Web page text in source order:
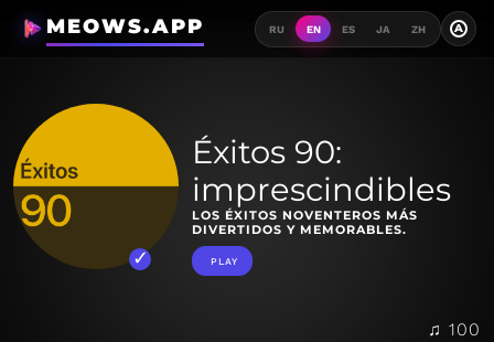
MEOWS.APP RU EN ES JA ZH A
Éxitos 90:
imprescindibles
LOS ÉXITOS NOVENTEROS MÁS
DIVERTIDOS Y MEMORABLES.
PLAY
♫ 100